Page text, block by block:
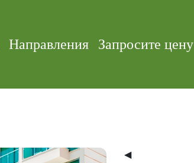
Направления Запросите цену
◀